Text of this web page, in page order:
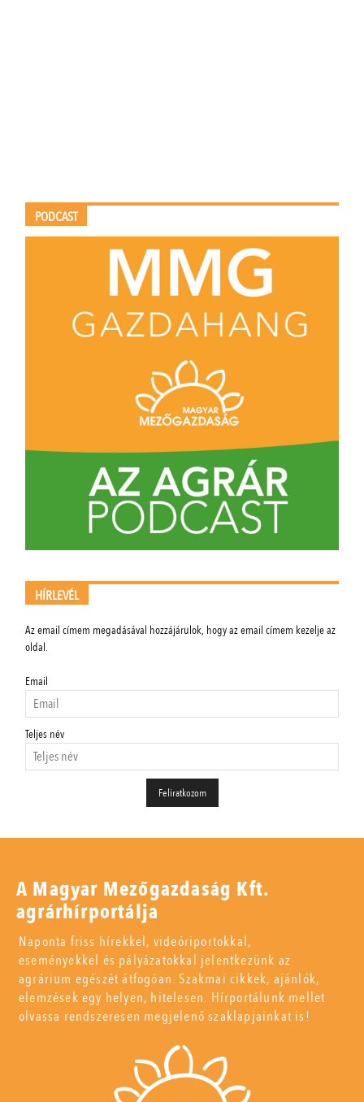
PODCAST
HÍRLEVÉL
Az email címem megadásával hozzájárulok, hogy az email címem kezelje az
oldal.
Email
Teljes név
A Magyar Mezőgazdaság Kft.
agrárhírportálja
Naponta friss hírekkel, videóriportokkal,
eseményekkel és pályázatokkal jelentkezünk az
agrárium egészét átfogóan. Szakmai cikkek, ajánlók,
elemzések egy helyen, hitelesen. Hírportálunk mellet
olvassa rendszeresen megjelenő szaklapjainkat is!